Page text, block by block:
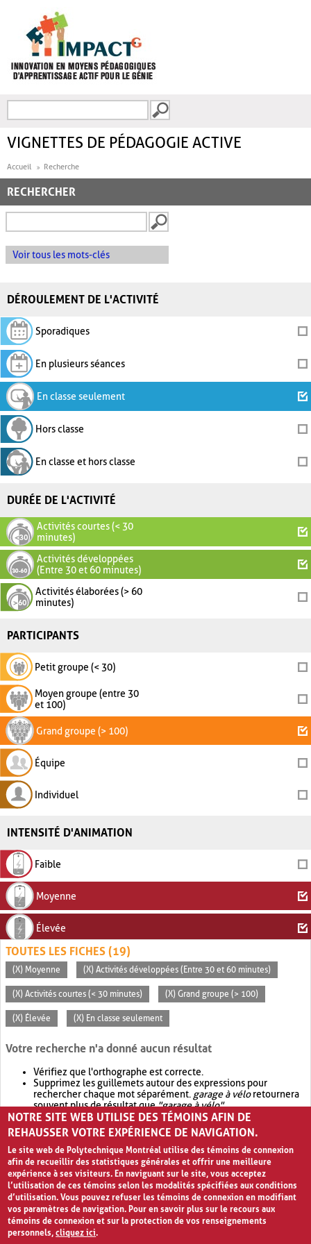
FORMULAIRE DE
VIGNETTES DE PÉDAGOGIE ACTIVE
Accueil Recherche
RECHERCHER
Voir tous les mots-clés
DÉROULEMENT DE L'ACTIVITÉ
Sporadiques
En plusieurs séances
En classe seulement
Hors classe
En classe et hors classe
DURÉE DE L'ACTIVITÉ
Activités courtes (< 30
minutes)
Activités développées
(Entre 30 et 60 minutes)
Activités élaborées (> 60
minutes)
PARTICIPANTS
Petit groupe (< 30)
Moyen groupe (entre 30
et 100)
Grand groupe (> 100)
Équipe
Individuel
INTENSITÉ D'ANIMATION
Faible
Moyenne
Élevée
TOUTES LES FICHES (19)
(X) Moyenne (X) Activités développées (Entre 30 et 60 minutes)
(X) Activités courtes (< 30 minutes) (X) Grand groupe (> 100)
(X) Élevée (X) En classe seulement
Votre recherche n'a donné aucun résultat
Vérifiez que l'orthographe est correcte.
Supprimez les guillemets autour des expressions pour
rechercher chaque mot séparément. garage à véloretournera
souvent plus de résultat que"garage à vélo".
Envisagez d'élargir votre recherche avec OR.garage OR vélo
retournera souvent plus de résultat quegarage à vélo
NOTRE SITE WEB UTILISE DES TÉMOINS AFIN DE
REHAUSSER VOTRE EXPÉRIENCE DE NAVIGATION.
Le site web de Polytechnique Montréal utilise des témoins de connexion
afin de recueillir des statistiques générales et offrir une meilleure
expérience à ses visiteurs. En naviguant sur le site, vous acceptez
l’utilisation de ces témoins selon les modalités spécifiées aux conditions
d’utilisation. Vous pouvez refuser les témoins de connexion en modifiant
vos paramètres de navigation. Pour en savoir plus sur le recours aux
témoins de connexion et sur la protection de vos renseignements
personnels,cliquez ici.